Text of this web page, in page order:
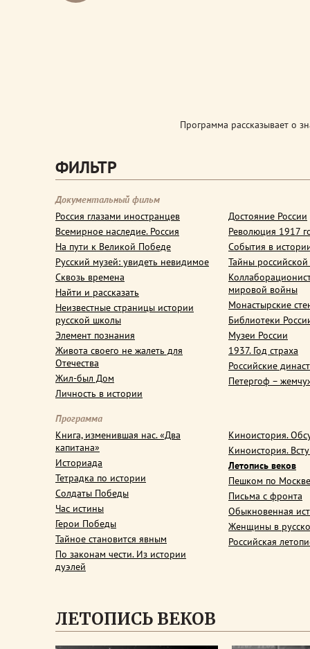
Программа рассказывает о
ФИЛЬТР
Документальный фильм
Россия глазами иностранцев
Всемирное наследие. Россия
На пути к Великой Победе
Русский музей: увидеть невидимое
Сквозь времена
Найти и рассказать
Неизвестные страницы истории
русской школы
Элемент познания
Живота своего не жалеть для
Отечества
Жил-был Дом
Личность в истории
Достояние России
Революция 1917
События в
Тайны
мировой войны
Монастырские
Библиотеки
Музеи России
1937. Год страха
Российские
Петергоф –
Программа
Книга, изменившая нас. «Два
капитана»
Историада
Тетрадка по истории
Солдаты Победы
Час истины
Герои Победы
Тайное становится явным
По законам чести. Из истории
дуэлей
Киноистория.
Киноистория.
Летопись веков
Пешком по Москве
Письма с фронта
Обыкновенная
Женщины в
Российская
ЛЕТОПИСЬ ВЕКОВ